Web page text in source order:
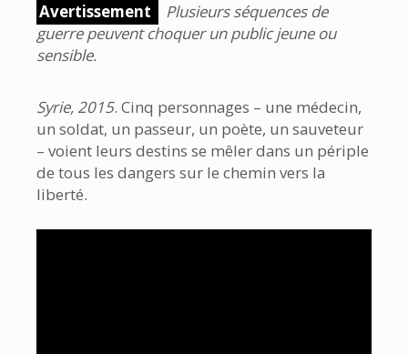
Avertissement
Plusieurs séquences de
guerre peuvent choquer un public jeune ou
sensible.
Syrie, 2015. Cinq personnages – une médecin,
un soldat, un passeur, un poète, un sauveteur
– voient leurs destins se mêler dans un périple
de tous les dangers sur le chemin vers la
liberté.